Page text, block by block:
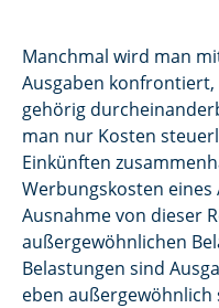
Manchmal wird man
Ausgaben
gehörig
man nur Kosten
Einkünften
Werbungskosten
Ausnahme von dieser
außergewöhnlichen
Belastungen sind
eben